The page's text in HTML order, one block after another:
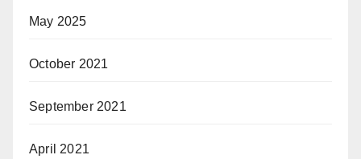
May 2025
October 2021
September 2021
April 2021